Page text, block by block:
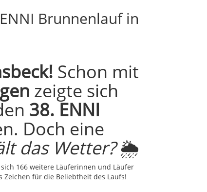
Brunnenlauf in
Schon mit
zeigte sich
38. ENNI
Doch eine
das Wetter?🌦️
166 weitere Läuferinnen und Läufer
Zeichen für die Beliebtheit des Laufs!